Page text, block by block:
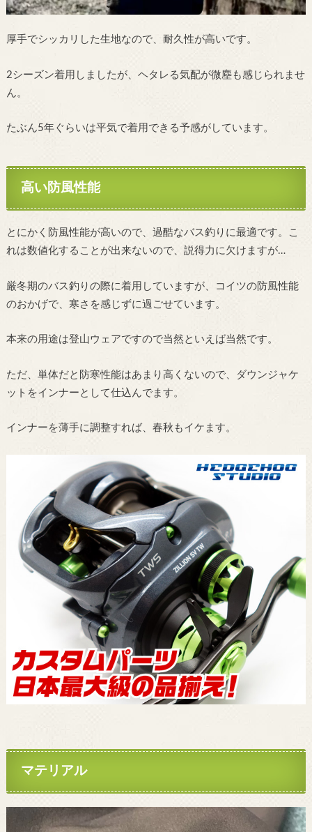
厚手でシッカリした生地なので、耐久性が高いです。
2シーズン着用しましたが、ヘタレる気配が微塵も感じられませ
ん。
たぶん5年ぐらいは平気で着用できる予感がしています。
高い防風性能
とにかく防風性能が高いので、過酷なバス釣りに最適です。こ
れは数値化することが出来ないので、説得力に欠けますが…
厳冬期のバス釣りの際に着用していますが、コイツの防風性能
のおかげで、寒さを感じずに過ごせています。
本来の用途は登山ウェアですので当然といえば当然です。
ただ、単体だと防寒性能はあまり高くないので、ダウンジャケ
ットをインナーとして仕込んでます。
インナーを薄手に調整すれば、春秋もイケます。
マテリアル